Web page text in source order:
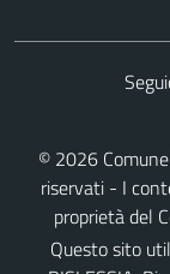
© 2026
riservati - I
proprietà del
Questo sito